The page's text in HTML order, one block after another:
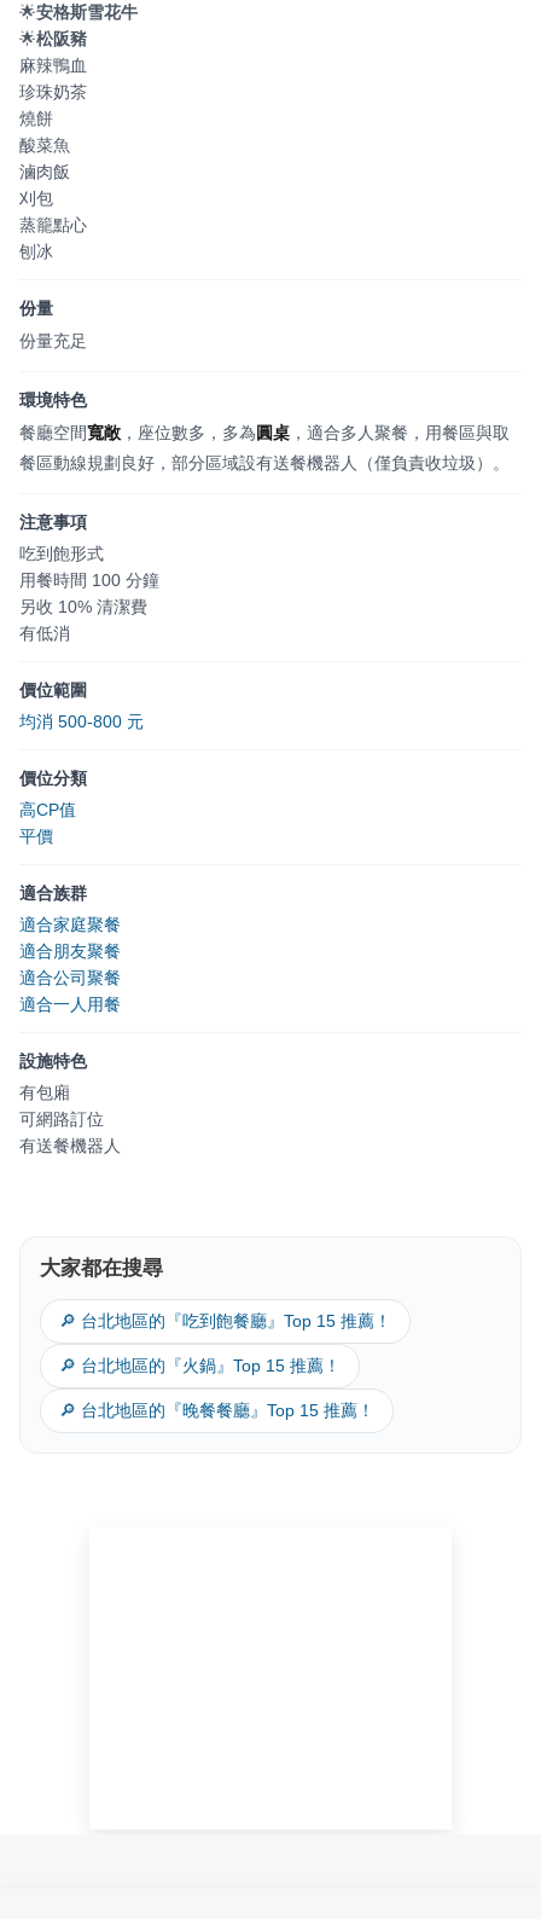
🌟安格斯雪花牛
🌟松阪豬
麻辣鴨血
珍珠奶茶
燒餅
酸菜魚
滷肉飯
刈包
蒸籠點心
刨冰
份量
份量充足
環境特色
餐廳空間寬敞 ，座位數多，多為圓桌 ，適合多人聚餐，用餐區與取
餐區動線規劃良好，部分區域設有送餐機器人（僅負責收垃圾）。
注意事項
吃到飽形式
用餐時間 100 分鐘
另收 10% 清潔費
有低消
價位範圍
均消 500-800 元
價位分類
高CP值
平價
適合族群
適合家庭聚餐
適合朋友聚餐
適合公司聚餐
適合一人用餐
設施特色
有包廂
可網路訂位
有送餐機器人
大家都在搜尋
🔎 台北地區的『吃到飽餐廳』Top 15 推薦！
🔎 台北地區的『火鍋』Top 15 推薦！
🔎 台北地區的『晚餐餐廳』Top 15 推薦！